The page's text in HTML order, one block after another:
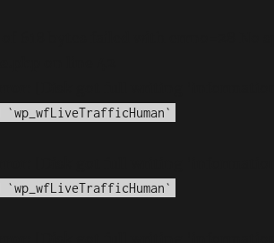
`wp_wfLiveTrafficHuman`
`wp_wfLiveTrafficHuman`